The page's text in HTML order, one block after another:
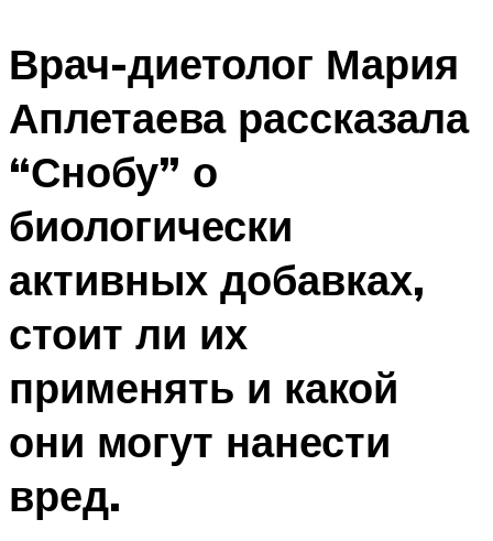
Врач-диетолог Мария
Аплетаева рассказала
“Снобу” о
биологически
активных добавках,
стоит ли их
применять и какой
они могут нанести
вред.